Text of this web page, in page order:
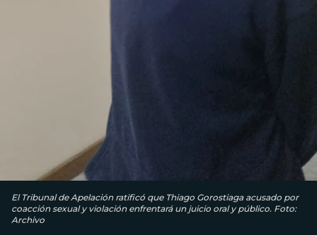
El Tribunal de Apelación ratificó que Thiago Gorostiaga acusado por
coacción sexual y violación enfrentará un juicio oral y público. Foto:
Archivo